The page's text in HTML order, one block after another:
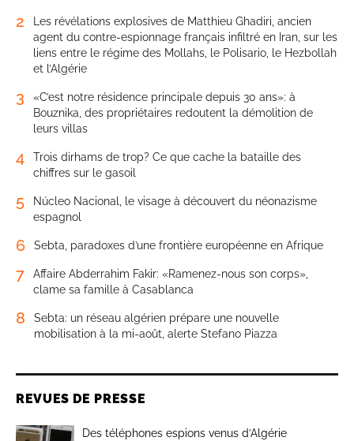
2
Les révélations explosives de Matthieu Ghadiri, ancien
agent du contre-espionnage français infiltré en Iran, sur les
liens entre le régime des Mollahs, le Polisario, le Hezbollah
et l’Algérie
3
«C’est notre résidence principale depuis 30 ans»: à
Bouznika, des propriétaires redoutent la démolition de
leurs villas
4
Trois dirhams de trop? Ce que cache la bataille des
chiffres sur le gasoil
5
Núcleo Nacional, le visage à découvert du néonazisme
espagnol
6 Sebta, paradoxes d’une frontière européenne en Afrique
7
Affaire Abderrahim Fakir: «Ramenez-nous son corps»,
clame sa famille à Casablanca
8
Sebta: un réseau algérien prépare une nouvelle
mobilisation à la mi-août, alerte Stefano Piazza
REVUES DE PRESSE
Des téléphones espions venus d’Algérie